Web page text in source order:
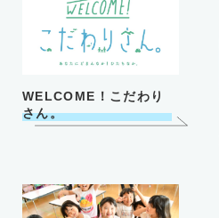
WELCOME！こだわり
さん。